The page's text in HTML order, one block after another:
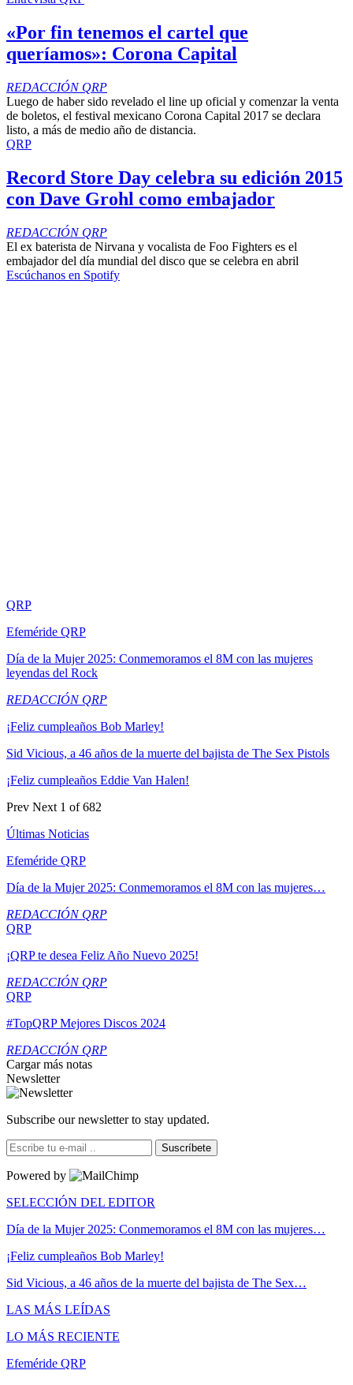
«Por fin tenemos el cartel que
queríamos»: Corona Capital
REDACCIÓN QRP
Luego de haber sido revelado el line up oficial y comenzar la venta
de boletos, el festival mexicano Corona Capital 2017 se declara
listo, a más de medio año de distancia.
QRP
Record Store Day celebra su edición 2015
con Dave Grohl como embajador
REDACCIÓN QRP
El ex baterista de Nirvana y vocalista de Foo Fighters es el
embajador del día mundial del disco que se celebra en abril
Escúchanos en Spotify
QRP
Efeméride QRP
Día de la Mujer 2025: Conmemoramos el 8M con las mujeres
leyendas del Rock
REDACCIÓN QRP
¡Feliz cumpleaños Bob Marley!
Sid Vicious, a 46 años de la muerte del bajista de The Sex Pistols
¡Feliz cumpleaños Eddie Van Halen!
Prev Next 1 of 682
Últimas Noticias
Efeméride QRP
Día de la Mujer 2025: Conmemoramos el 8M con las mujeres…
REDACCIÓN QRP
QRP
¡QRP te desea Feliz Año Nuevo 2025!
REDACCIÓN QRP
QRP
#TopQRP Mejores Discos 2024
REDACCIÓN QRP
Cargar más notas
Newsletter
Subscribe our newsletter to stay updated.
Suscríbete
Powered by
SELECCIÓN DEL EDITOR
Día de la Mujer 2025: Conmemoramos el 8M con las mujeres…
¡Feliz cumpleaños Bob Marley!
Sid Vicious, a 46 años de la muerte del bajista de The Sex…
LAS MÁS LEÍDAS
LO MÁS RECIENTE
Efeméride QRP